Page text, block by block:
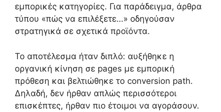
εμπορικές κατηγορίες. Για παράδειγμα, άρθρα
τύπου «πώς να επιλέξετε…» οδηγούσαν
στρατηγικά σε σχετικά προϊόντα.
Το αποτέλεσμα ήταν διπλό: αυξήθηκε η
οργανική κίνηση σε pages με εμπορική
πρόθεση και βελτιώθηκε το conversion path.
Δηλαδή, δεν ήρθαν απλώς περισσότεροι
επισκέπτες, ήρθαν πιο έτοιμοι να αγοράσουν.